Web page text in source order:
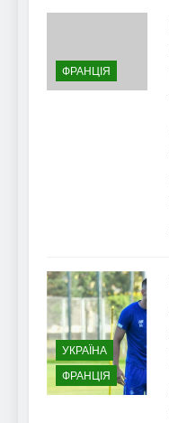
ФРАНЦІЯ
УКРАЇНА
ФРАНЦІЯ